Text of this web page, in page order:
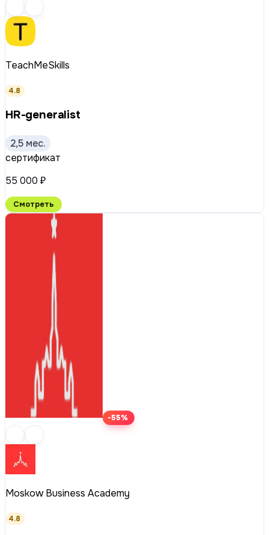
TeachMeSkills
4.8
HR-generalist
2,5 мес.
сертификат
55 000 ₽
Смотреть
-55%
Moskow Business Academy
4.8